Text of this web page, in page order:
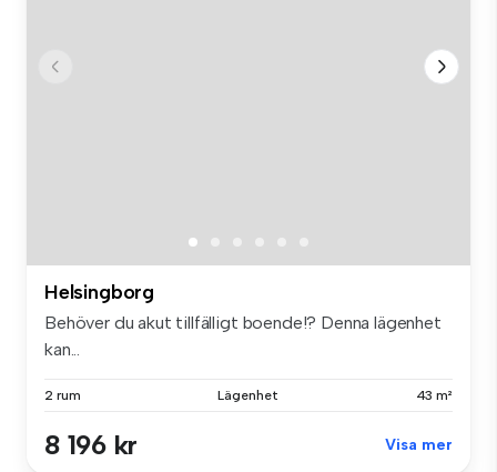
Helsingborg
Behöver du akut tillfälligt boende!? Denna lägenhet
kan...
2 rum Lägenhet 43 m²
8 196 kr Visa mer